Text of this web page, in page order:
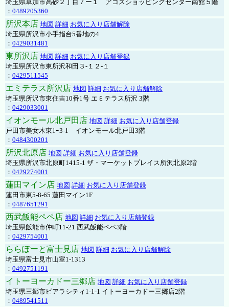
埼玉県草加市高砂２丁目７ー１ アコスショッピングセンター南館５階
： 0489205360
所沢本店 地図 詳細 お気に入り店舗解除
埼玉県所沢市小手指台5番地の4
： 0429031481
東所沢店 地図 詳細 お気に入り店舗登録
埼玉県所沢市東所沢和田３-１２-１
： 0429511545
エミテラス所沢店 地図 詳細 お気に入り店舗解除
埼玉県所沢市東住吉10番1号 エミテラス所沢 3階
： 0429033001
イオンモール北戸田店 地図 詳細 お気に入り店舗登録
戸田市美女木東1ｰ3‐1 イオンモール北戸田3階
： 0484300201
所沢北原店 地図 詳細 お気に入り店舗登録
埼玉県所沢市北原町1415-1 ザ・マーケットプレイス所沢北原2階
： 0429274001
蓮田マイン店 地図 詳細 お気に入り店舗登録
蓮田市東5-8-65 蓮田マイン1F
： 0487651291
西武飯能ペペ店 地図 詳細 お気に入り店舗登録
埼玉県飯能市仲町11-21 西武飯能ペペ3階
： 0429754001
ららぽーと富士見店 地図 詳細 お気に入り店舗解除
埼玉県富士見市山室1-1313
： 0492751191
イトーヨーカドー三郷店 地図 詳細 お気に入り店舗登録
埼玉県三郷市ピアラシティ1-1-1 イトーヨーカドー三郷店2階
： 0489541511